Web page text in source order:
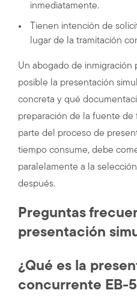
inmediatamente.
Tienen intención de
lugar de la tramitación
Un abogado de inmigración
posible la presentación
concreta y qué
preparación de la fuente de
parte del proceso de
tiempo consume, debe
paralelamente a la
después.
Preguntas
presentación
¿Qué es la
concurrente EB-